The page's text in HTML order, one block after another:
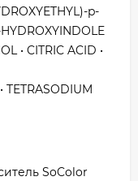
p-
• CITRIC ACID •
TETRASODIUM
SoColor